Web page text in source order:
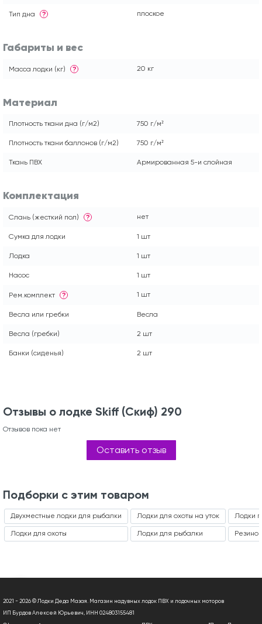
Тип дна ? плоское
Габариты и вес
Масса лодки (кг) ? 20 кг
Материал
Плотность ткани дна (г/м2) 750 г/м²
Плотность ткани баллонов (г/м2) 750 г/м²
Ткань ПВХ Армированная 5-и слойная
Комплектация
Слань (жесткий пол) ? нет
Сумка для лодки 1 шт
Лодка 1 шт
Насос 1 шт
Рем.комплект ? 1 шт
Весла или гребки Весла
Весла (гребки) 2 шт
Банки (сиденья) 2 шт
Отзывы о лодке Skiff (Скиф) 290
Отзывов пока нет
Оставить отзыв
Подборки с этим товаром
Двухместные лодки для рыбалки
Лодки для охоты
Лодки для охоты на уток
Лодки для рыбалки
Лодки
2021 - 2026 © Лодки Деда Мазая. Магазин надувных лодок ПВХ и лодочных моторов
ИП Бурдов Алексей Юрьевич, ИНН 024803155481